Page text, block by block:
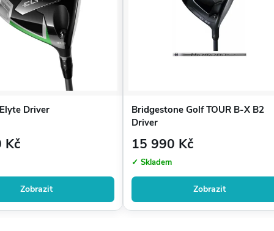
Monocoque
systém
míče, větší jistotu z odpaliště a stabilnější délku i při
Driver
Kč
Zobrazit
Bridgestone Golf TOUR B-X B2
Driver
15 990 Kč
✓ Skladem
Zobrazit